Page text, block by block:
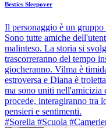
Besties Sleepover
Il personaggio è un
Sono tutte amiche
malinteso. La storia si
trascorreranno del tempo
giocheranno. Vilma è
estroversa e Diana è
ma sono uniti nell'amicizia
procede, interagiranno tra
pensieri e sentimenti.
#Sorella #Scuola